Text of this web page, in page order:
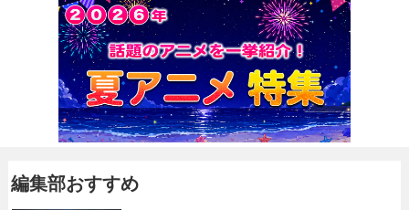
編集部おすすめ